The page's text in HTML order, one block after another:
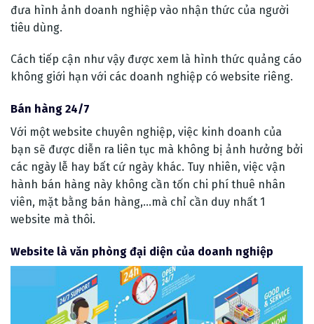
đưa hình ảnh doanh nghiệp vào nhận thức của người
tiêu dùng.
Cách tiếp cận như vậy được xem là hình thức quảng cáo
không giới hạn với các doanh nghiệp có website riêng.
Bán hàng 24/7
Với một website chuyên nghiệp, việc kinh doanh của
bạn sẽ được diễn ra liên tục mà không bị ảnh hưởng bởi
các ngày lễ hay bất cứ ngày khác. Tuy nhiên, việc vận
hành bán hàng này không cần tốn chi phí thuê nhân
viên, mặt bằng bán hàng,…mà chỉ cần duy nhất 1
website mà thôi.
Website là văn phòng đại diện của doanh nghiệp